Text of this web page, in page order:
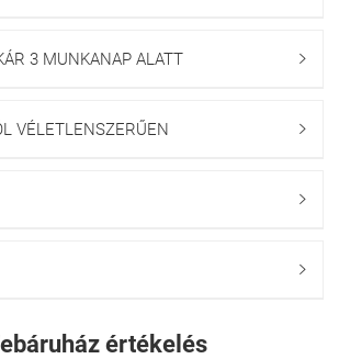
3 MUNKANAP ALATT 
VÉLETLENSZERŰEN 


értékelés